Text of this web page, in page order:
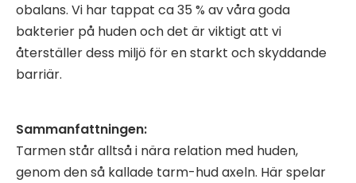
obalans. Vi har tappat ca 35 % av våra goda
bakterier på huden och det är viktigt att vi
återställer dess miljö för en starkt och skyddande
barriär.
Sammanfattningen:
Tarmen står alltså i nära relation med huden,
genom den så kallade tarm-hud axeln. Här spelar